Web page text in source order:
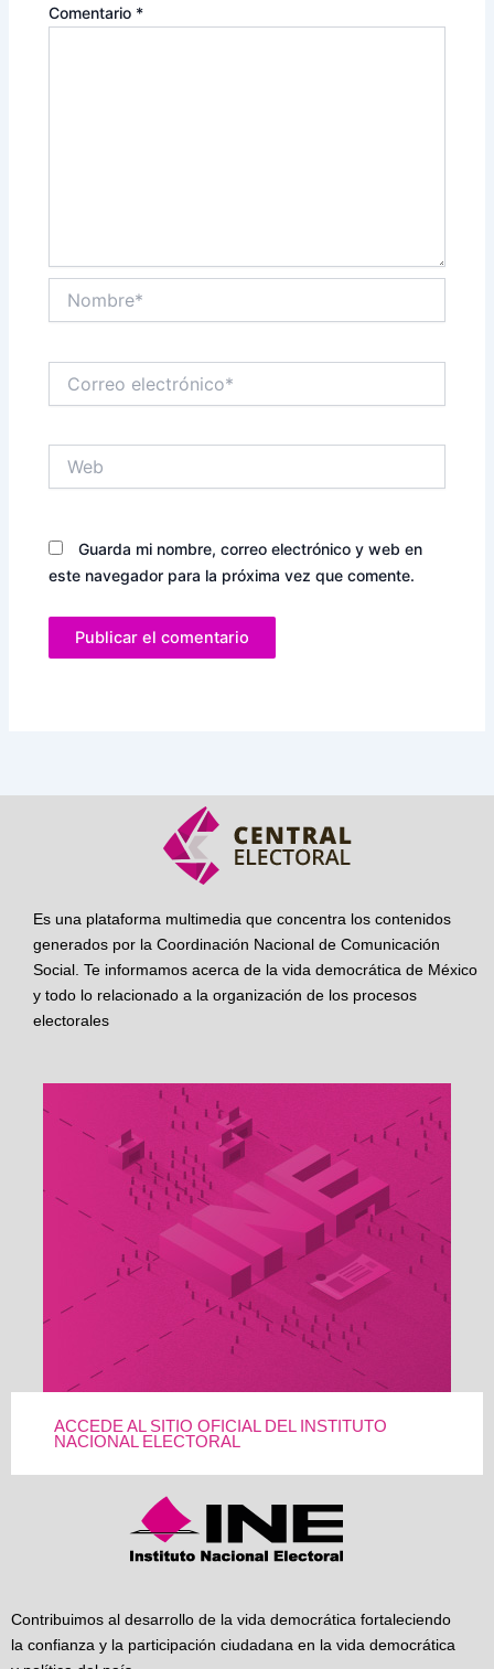
Comentario *
electrónico*
Guarda mi nombre, correo electrónico y web en
este navegador para la próxima vez que comente.
Es una plataforma multimedia que concentra los contenidos
generados por la Coordinación Nacional de Comunicación
Social. Te informamos acerca de la vida democrática de México
y todo lo relacionado a la organización de los procesos
electorales
ACCEDE AL SITIO OFICIAL DEL INSTITUTO
NACIONAL ELECTORAL
Contribuimos al desarrollo de la vida democrática fortaleciendo
la confianza y la participación ciudadana en la vida democrática